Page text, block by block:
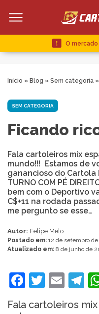
O
Início » Blog » Sem categoria »
SEM CATEGORIA
Ficando
Fala cartoleiros mix
mundo!!! Estamos de
ganancioso do Cartola
TURNO COM PÉ
bem com o Deportivo
C$+11 na rodada
me pergunto se esse…
Autor: Felipe Melo
Postado em: 12 de setembro de
Atualizado em: 8 de junho de
Facebook
Twitter
Fala cartoleiros